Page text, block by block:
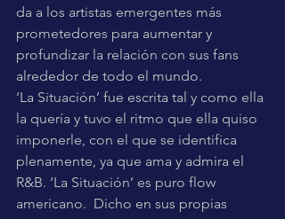
da a los artistas emergentes más
prometedores para aumentar y
profundizar la relación con sus fans
alrededor de todo el mundo.
‘La Situación’ fue escrita tal y como ella
la quería y tuvo el ritmo que ella quiso
imponerle, con el que se identifica
plenamente, ya que ama y admira el
R&B. ‘La Situación’ es puro flow
americano.  Dicho en sus propias